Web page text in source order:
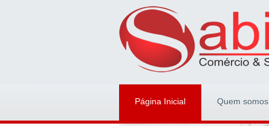
Página Inicial Quem somos